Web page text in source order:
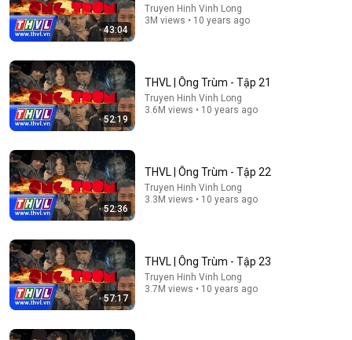
MEMORIAL DAY – LỜI KỂ NGHẸN NGÀO TỪ HÀNH
KHÁCH
Hồn Quê Xa • 680K views
Cười lăn lộn với Hoài Linh, Chí Tài, Phi Nhung và Uyên
Thuy Nga TV • 41K views
43:04
Truyen Hinh Vinh Long
3M views • 10 years ago
52:19
THVL | Ông Trùm - Tập 21
Truyen Hinh Vinh Long
3.6M views • 10 years ago
52:36
THVL | Ông Trùm - Tập 22
Truyen Hinh Vinh Long
3.3M views • 10 years ago
57:17
THVL | Ông Trùm - Tập 23
Truyen Hinh Vinh Long
3.7M views • 10 years ago